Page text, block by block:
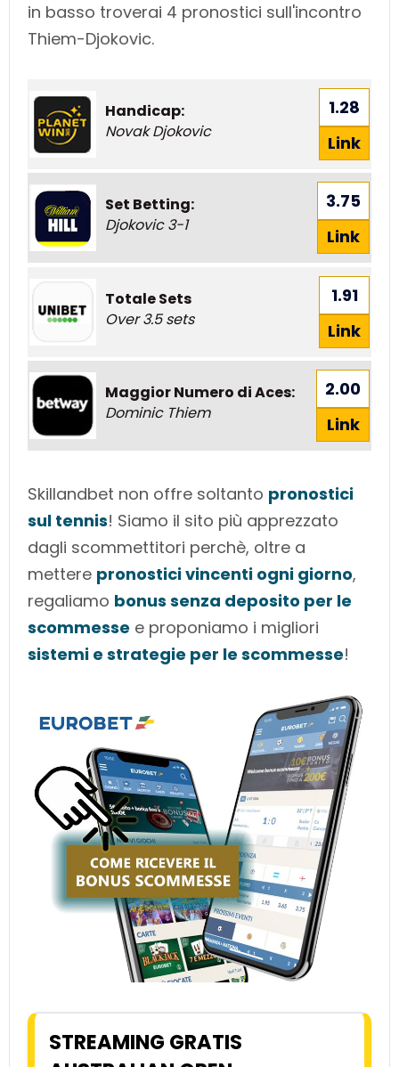
in basso troverai 4 pronostici sull'incontro
Thiem-Djokovic.
Handicap:
Novak Djokovic
1.28
Link
Set Betting:
Djokovic 3-1
3.75
Link
Totale Sets
Over 3.5 sets
1.91
Link
Maggior Numero di Aces:
Dominic Thiem
2.00
Link
Skillandbet non offre soltanto pronostici
sul tennis! Siamo il sito più apprezzato
dagli scommettitori perchè, oltre a
mettere pronostici vincenti ogni giorno,
regaliamo bonus senza deposito per le
scommesse e proponiamo i migliori
sistemi e strategie per le scommesse!
STREAMING GRATIS